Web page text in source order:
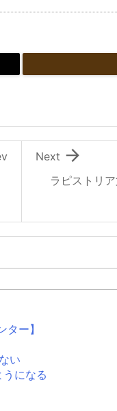
ラピストリ

Next
ー】
い
になる